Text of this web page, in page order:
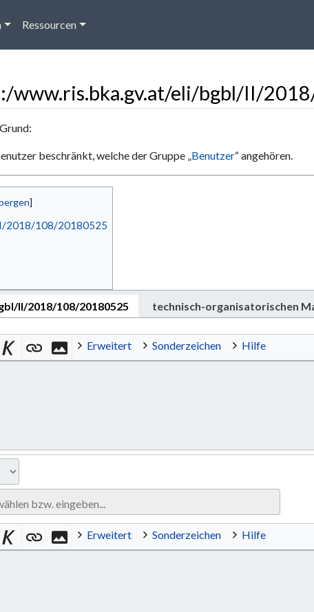
Ressourcen
www.ris.bka.gv.at/eli/bgbl/II/
beschränkt, welche der Gruppe „Benutzer“ angehören.
2018/108/20180525
II/2018/108/20180525 technisch-organisatorischen
Erweitert Sonderzeichen Hilfe
Erweitert Sonderzeichen Hilfe